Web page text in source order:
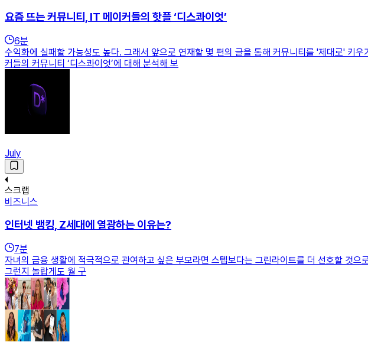
요즘 뜨는 커뮤니티, IT 메이커들의 핫플 ‘디스콰이엇’
6분
수익화에 실패할 가능성도 높다. 그래서 앞으로 연재할 몇 편의 글을 통해 커뮤니티를 '제대로' 키
커들의 커뮤니티 ‘디스콰이엇’에 대해 분석해 보
July
스크랩
비즈니스
인터넷 뱅킹, Z세대에 열광하는 이유는?
7분
자녀의 금융 생활에 적극적으로 관여하고 싶은 부모라면 스텝보다는 그린라이트를 더 선호할 것
그런지 놀랍게도 월 구